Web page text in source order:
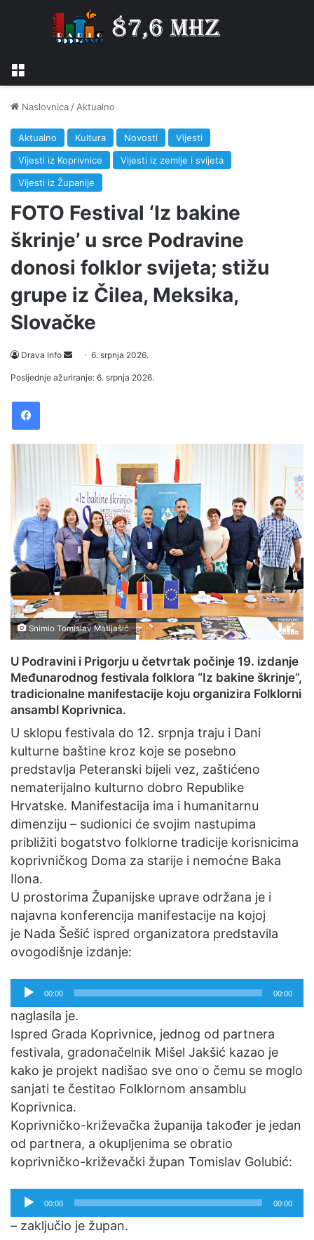
Naslovnica / Aktualno
Aktualno Kultura Novosti
Vijesti
Vijesti iz Koprivnice
Vijesti iz zemlje i svijeta
Vijesti iz Županije
FOTO Festival ‘Iz bakine
škrinje’ u srce Podravine
donosi folklor svijeta; stižu
grupe iz Čilea, Meksika,
Slovačke
Drava Info
i
l
6. srpnja 2026.
Posljednje ažuriranje: 6. srpnja 2026.
Snimio Tomislav Matijašić
U Podravini i Prigorju u četvrtak počinje 19. izdanje
Međunarodnog festivala folklora “Iz bakine škrinje”,
tradicionalne manifestacije koju organizira Folklorni
ansambl Koprivnica.
U sklopu festivala do 12. srpnja traju i Dani
kulturne baštine kroz koje se posebno
predstavlja Peteranski bijeli vez, zaštićeno
nematerijalno kulturno dobro Republike
Hrvatske. Manifestacija ima i humanitarnu
dimenziju – sudionici će svojim nastupima
približiti bogatstvo folklorne tradicije korisnicima
koprivničkog Doma za starije i nemoćne Baka
Ilona.
U prostorima Županijske uprave održana je i
najavna konferencija manifestacije na kojoj
je Nada Šešić ispred organizatora predstavila
ovogodišnje izdanje:
Reproduktor
audiozapisa
00:00 00:00
naglasila je.
Ispred Grada Koprivnice, jednog od partnera
festivala, gradonačelnik Mišel Jakšić kazao je
kako je projekt nadišao sve ono o čemu se moglo
sanjati te čestitao Folklornom ansamblu
Koprivnica.
Koprivničko-križevačka županija također je jedan
od partnera, a okupljenima se obratio
koprivničko-križevački župan Tomislav Golubić:
Reproduktor
audiozapisa
00:00 00:00
– zaključio je župan.